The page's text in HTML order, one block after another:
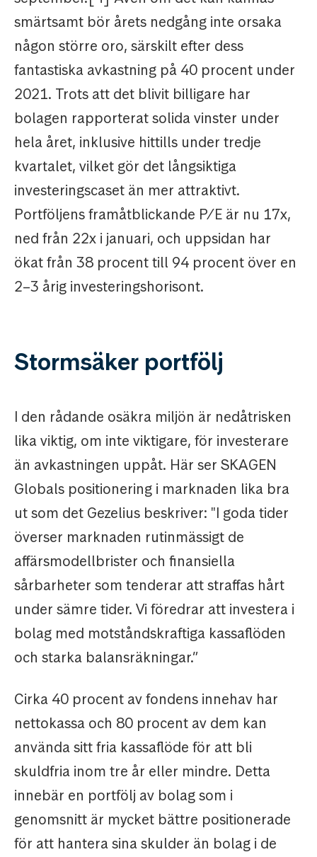
smärtsamt bör årets nedgång inte orsaka
någon större oro, särskilt efter dess
fantastiska avkastning på 40 procent under
2021. Trots att det blivit billigare har
bolagen rapporterat solida vinster under
hela året, inklusive hittills under tredje
kvartalet, vilket gör det långsiktiga
investeringscaset än mer attraktivt.
Portföljens framåtblickande P/E är nu 17x,
ned från 22x i januari, och uppsidan har
ökat från 38 procent till 94 procent över en
2–3 årig investeringshorisont.
Stormsäker portfölj
I den rådande osäkra miljön är nedåtrisken
lika viktig, om inte viktigare, för investerare
än avkastningen uppåt. Här ser SKAGEN
Globals positionering i marknaden lika bra
ut som det Gezelius beskriver: "I goda tider
överser marknaden rutinmässigt de
affärsmodellbrister och finansiella
sårbarheter som tenderar att straffas hårt
under sämre tider. Vi föredrar att investera i
bolag med motståndskraftiga kassaflöden
och starka balansräkningar.”
Cirka 40 procent av fondens innehav har
nettokassa och 80 procent av dem kan
använda sitt fria kassaflöde för att bli
skuldfria inom tre år eller mindre. Detta
innebär en portfölj av bolag som i
genomsnitt är mycket bättre positionerade
för att hantera sina skulder än bolag i de